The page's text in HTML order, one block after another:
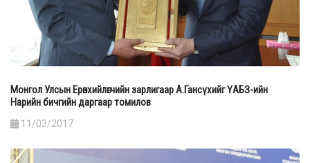
Монгол Улсын Ерөнхийлөгчийн зарлигаар А.Гансүхийг ҮАБЗ-ийн
Нарийн бичгийн даргаар томилов
11/03/2017